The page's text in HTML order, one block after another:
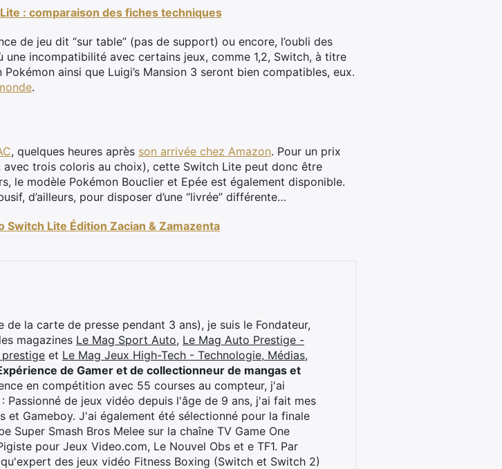
: comparaison des fiches techniques
de jeu dit “sur table” (pas de support) ou encore, l’oubli des
incompatibilité avec certains jeux, comme 1,2, Switch, à titre
ainsi que Luigi’s Mansion 3 seront bien compatibles, eux.
.
, quelques heures après son arrivée chez Amazon. Pour un prix
avec trois coloris au choix), cette Switch Lite peut donc être
le modèle Pokémon Bouclier et Epée est également disponible.
d’ailleurs, pour disposer d’une “livrée” différente…
Switch Lite Édition Zacian & Zamazenta
la carte de presse pendant 3 ans), je suis le Fondateur,
magazines Le Mag Sport Auto, Le Mag Auto Prestige -
et Le Mag Jeux High-Tech - Technologie, Médias,
de Gamer et de collectionneur de mangas et
en compétition avec 55 courses au compteur, j'ai
Passionné de jeux vidéo depuis l'âge de 9 ans, j'ai fait mes
et Gameboy. J'ai également été sélectionné pour la finale
Super Smash Bros Melee sur la chaîne TV Game One
pour Jeux Video.com, Le Nouvel Obs et e TF1. Par
des jeux vidéo Fitness Boxing (Switch et Switch 2)